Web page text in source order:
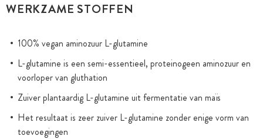
WERKZAME STOFFEN
100% vegan aminozuur L-glutamine
L-glutamine is een semi-essentieel, proteinogeen aminozuur en
voorloper van gluthation
Zuiver plantaardig L-glutamine uit fermentatie van maïs
Het resultaat is zeer zuiver L-glutamine zonder enige vorm van
toevoegingen